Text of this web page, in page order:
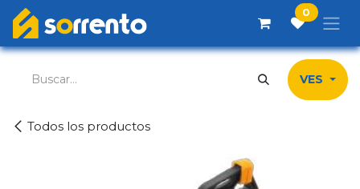
Ir al contenido 0
Todos los productos
VES